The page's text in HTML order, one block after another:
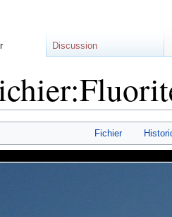
Fichier
Discussion